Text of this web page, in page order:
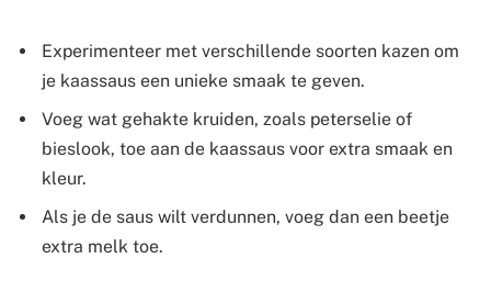
Experimenteer met verschillende soorten kazen om
je kaassaus een unieke smaak te geven.
Voeg wat gehakte kruiden, zoals peterselie of
bieslook, toe aan de kaassaus voor extra smaak en
kleur.
Als je de saus wilt verdunnen, voeg dan een beetje
extra melk toe.